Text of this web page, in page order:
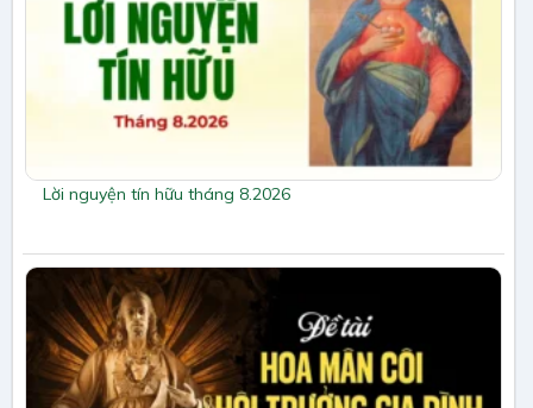
Lời nguyện tín hữu tháng 8.2026